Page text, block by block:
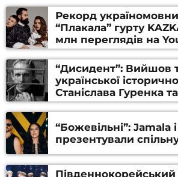
Рекорд
“Плакала” гурту
млн переглядів на
“Дисидент”: Вийшов
української
Станіслава Гуренка
Алфьорова (ВІДЕО)
“Божевільні”: Jamala
презентували
Південнокорейський